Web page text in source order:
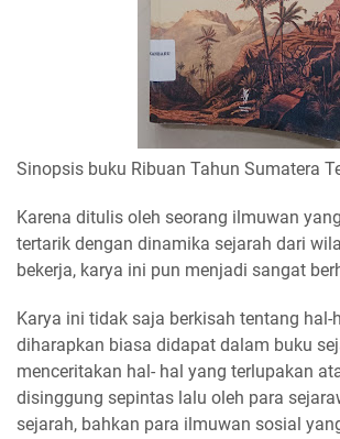
Sinopsis buku Ribuan Tahun Sumatera
Karena ditulis oleh seorang ilmuwan
tertarik dengan dinamika sejarah dari
bekerja, karya ini pun menjadi sangat
Karya ini tidak saja berkisah tentang hal-
diharapkan biasa didapat dalam buku
menceritakan hal- hal yang terlupakan
disinggung sepintas lalu oleh para
sejarah, bahkan para ilmuwan sosial